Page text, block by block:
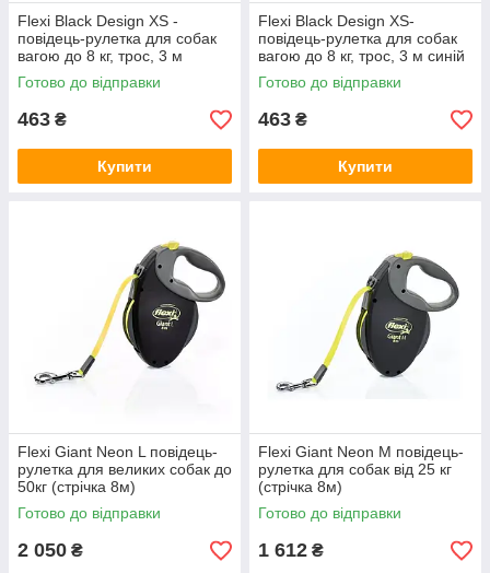
Flexi Black Design XS -
повідець-рулетка для собак
вагою до 8 кг, трос, 3 м
зелений
Готово до відправки
463 ₴
Купити
Flexi Black Design XS-
повідець-рулетка для собак
вагою до 8 кг, трос, 3 м синій
Готово до відправки
463 ₴
Купити
Flexi Giant Neon L повідець-
рулетка для великих собак до
50кг (стрічка 8м)
Готово до відправки
2 050 ₴
Flexi Giant Neon М повідець-
рулетка для собак від 25 кг
(стрічка 8м)
Готово до відправки
1 612 ₴